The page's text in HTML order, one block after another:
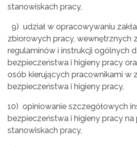
stanowiskach pracy,
9) udział w opracowywaniu
zbiorowych pracy, wewnętrznych
regulaminów i instrukcji ogólnych
bezpieczeństwa i higieny pracy
osób kierujących pracownikami w
bezpieczeństwa i higieny pracy,
10) opiniowanie szczegółowych
bezpieczeństwa i higieny pracy
stanowiskach pracy,